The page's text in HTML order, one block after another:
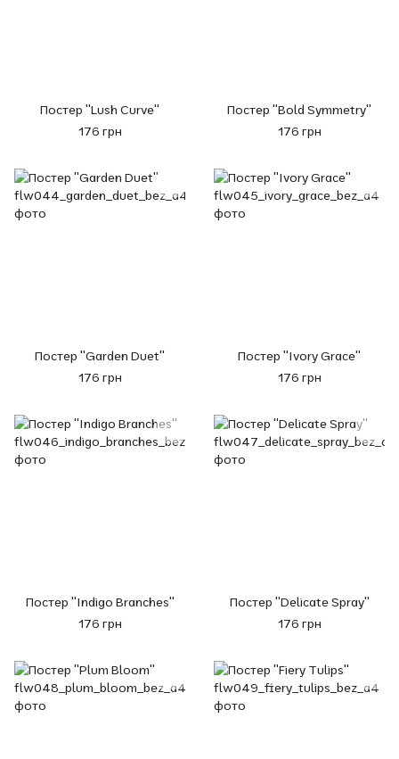
Постер "Lush Curve"
176 грн
Постер "Bold Symmetry"
176 грн
Постер "Garden Duet"
176 грн
Постер "Ivory Grace"
176 грн
Постер "Indigo Branches"
176 грн
Постер "Delicate Spray"
176 грн